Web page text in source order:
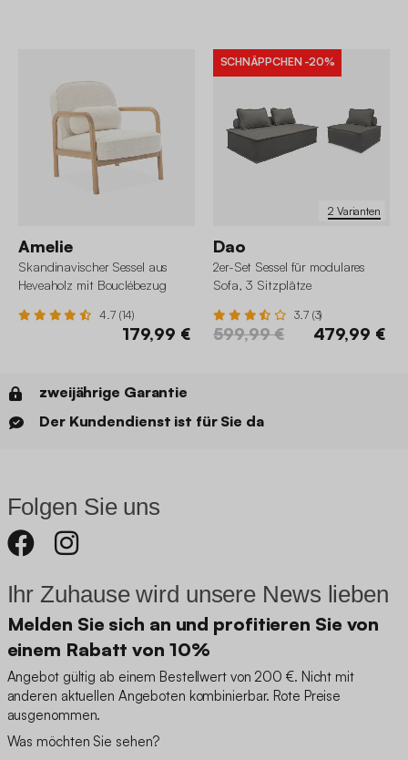
Amelie
Skandinavischer Sessel aus
Heveaholz mit Bouclébezug
4.7 (14)
179,99 €
2 Varianten
SCHNÄPPCHEN -20%
Dao
2er-Set Sessel für modulares
Sofa, 3 Sitzplätze
3.7 (3)
599,99 € 479,99 €
zweijährige Garantie
Der Kundendienst ist für Sie da
Folgen Sie uns
Ihr Zuhause wird unsere News lieben
Melden Sie sich an und profitieren Sie von
einem Rabatt von 10%
Angebot gültig ab einem Bestellwert von 200 €. Nicht mit
anderen aktuellen Angeboten kombinierbar. Rote Preise
ausgenommen.
Was möchten Sie sehen?